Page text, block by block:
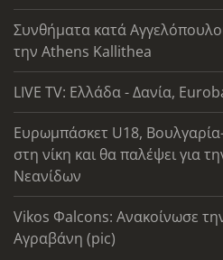
Συνθήματα κατά
την Athens Kallithea
LIVE TV: Ελλάδα - Δανία,
Ευρωμπάσκετ U18,
στη νίκη και θα παλέψει για
Νεανίδων
Vikos Φalcons: Ανακοίνωσε
Αγραβάνη (pic)